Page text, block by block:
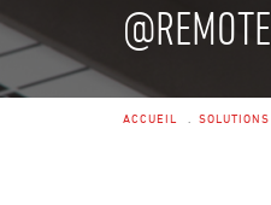
@REMOTE
ACCUEIL SOLUTIONS